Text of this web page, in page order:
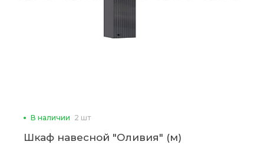
В наличии 2 шт
Шкаф навесной "Оливия" (м)